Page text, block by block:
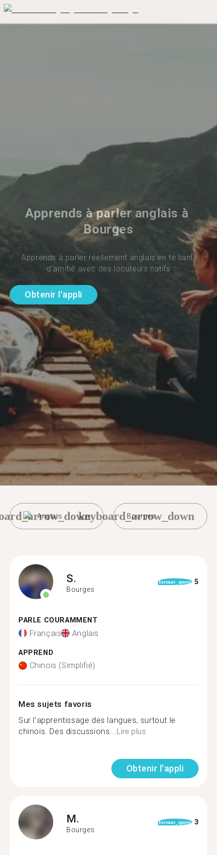
Apprends à parler anglais à
Bourges
Apprends à parler réellement anglais en te liant
d'amitié avec des locuteurs natifs
Obtenir l'appli
Anglais Bourges
keyboard_arrow_down
S.
Bourges
format_quote 5
PARLE COURAMMENT
Français Anglais
APPREND
Chinois (Simplifié)
Mes sujets favoris
Sur l’apprentissage des langues, surtout le
chinois. Des discussions...Lire plus
Obtenir l'appli
M.
Bourges
format_quote 3